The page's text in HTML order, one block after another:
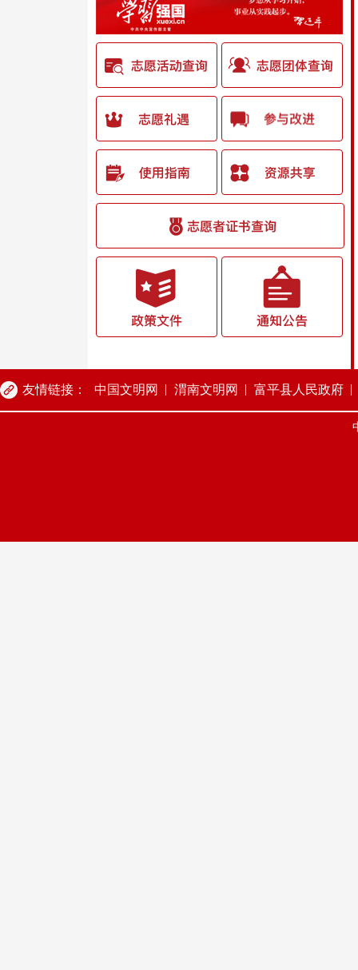
友情链接： 中国文明网 渭南文明网 富平县人民政府